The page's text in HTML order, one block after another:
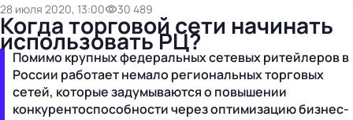
28 июля 2020, 13:00 30 489
Когда торговой сети начинать
использовать РЦ?
Помимо крупных федеральных сетевых ритейлеров в
России работает немало региональных торговых
сетей, которые задумываются о повышении
конкурентоспособности через оптимизацию бизнес-